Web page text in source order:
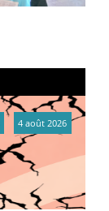
4 août 2026